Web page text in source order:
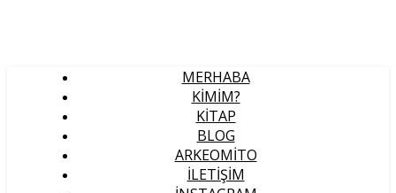
MERHABA
KIMIM?
KITAP
BLOG
ARKEOMITO
İLETIŞIM